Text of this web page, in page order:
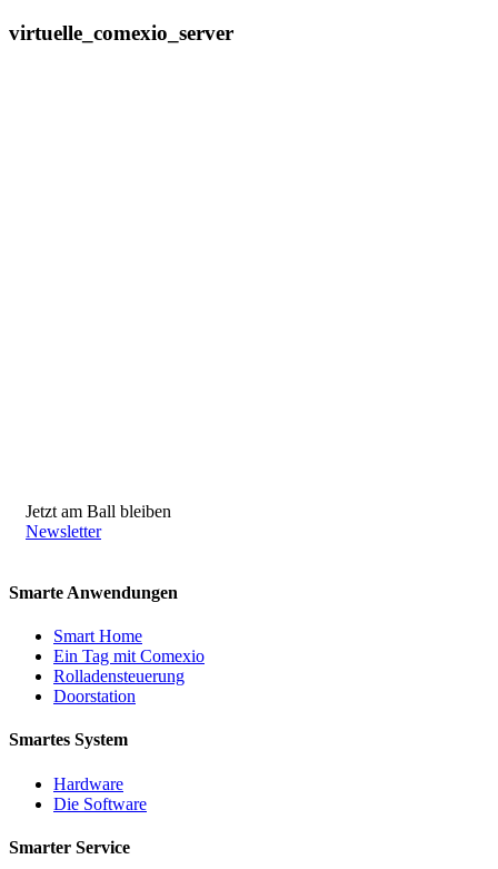
virtuelle_comexio_server
Jetzt am Ball bleiben
Newsletter
Smarte Anwendungen
Smart Home
Ein Tag mit Comexio
Rolladensteuerung
Doorstation
Smartes System
Hardware
Die Software
Smarter Service